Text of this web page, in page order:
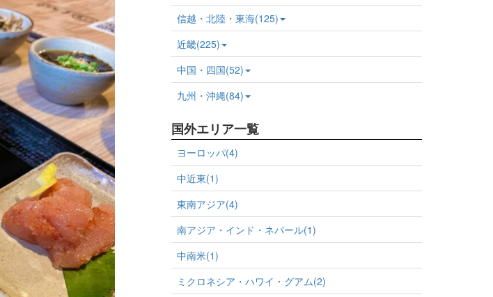
信越・北陸・東海(125)
近畿(225)
中国・四国(52)
九州・沖縄(84)
国外エリア一覧
ヨーロッパ(4)
中近東(1)
東南アジア(4)
南アジア・インド・ネパール(1)
中南米(1)
ミクロネシア・ハワイ・グアム(2)